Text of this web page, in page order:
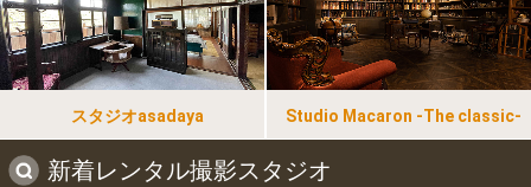
スタジオasadaya Studio Macaron -The classic-
新着レンタル撮影スタジオ